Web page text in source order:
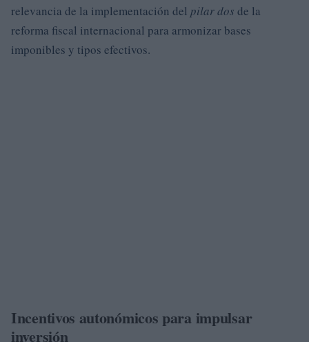
relevancia de la implementación del pilar dos de la
reforma fiscal internacional para armonizar bases
imponibles y tipos efectivos.
Incentivos autonómicos para impulsar
inversión